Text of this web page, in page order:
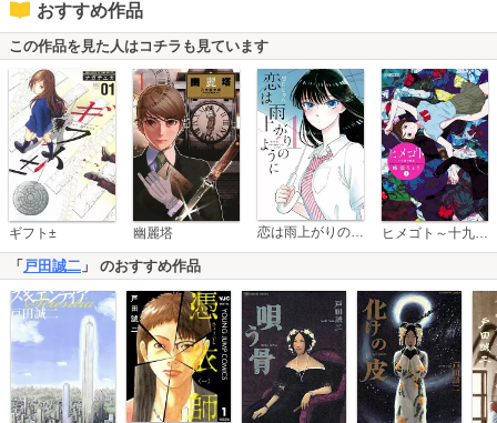
おすすめ作品
この作品を見た人はコチラも見ています
ギフト± 幽麗塔 恋は雨上がりのように
「戸田誠二 」 のおすすめ作品